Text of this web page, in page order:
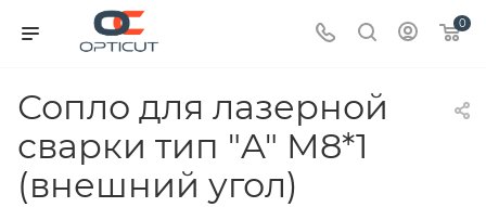
0
Сопло для лазерной
сварки тип "A" M8*1
(внешний угол)